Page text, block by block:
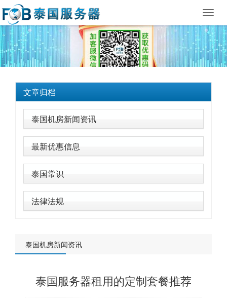
文章归档
泰国机房新闻资讯
最新优惠信息
泰国常识
法律法规
泰国机房新闻资讯
泰国服务器租用的定制套餐推荐